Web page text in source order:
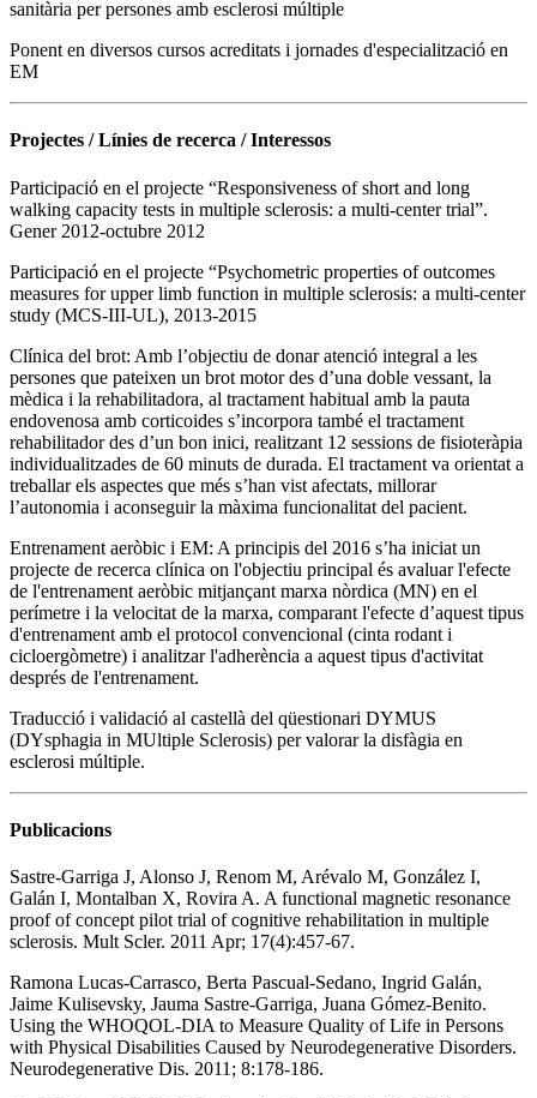
sanitària per persones amb esclerosi múltiple
Ponent en diversos cursos acreditats i jornades d'especialització en
EM
Projectes / Línies de recerca / Interessos
Participació en el projecte “Responsiveness of short and long
walking capacity tests in multiple sclerosis: a multi-center trial”.
Gener 2012-octubre 2012
Participació en el projecte “Psychometric properties of outcomes
measures for upper limb function in multiple sclerosis: a multi-center
study (MCS-III-UL), 2013-2015
Clínica del brot: Amb l’objectiu de donar atenció integral a les
persones que pateixen un brot motor des d’una doble vessant, la
mèdica i la rehabilitadora, al tractament habitual amb la pauta
endovenosa amb corticoides s’incorpora també el tractament
rehabilitador des d’un bon inici, realitzant 12 sessions de fisioteràpia
individualitzades de 60 minuts de durada. El tractament va orientat a
treballar els aspectes que més s’han vist afectats, millorar
l’autonomia i aconseguir la màxima funcionalitat del pacient.
Entrenament aeròbic i EM: A principis del 2016 s’ha iniciat un
projecte de recerca clínica on l'objectiu principal és avaluar l'efecte
de l'entrenament aeròbic mitjançant marxa nòrdica (MN) en el
perímetre i la velocitat de la marxa, comparant l'efecte d’aquest tipus
d'entrenament amb el protocol convencional (cinta rodant i
cicloergòmetre) i analitzar l'adherència a aquest tipus d'activitat
després de l'entrenament.
Traducció i validació al castellà del qüestionari DYMUS
(DYsphagia in MUltiple Sclerosis) per valorar la disfàgia en
esclerosi múltiple.
Publicacions
Sastre-Garriga J, Alonso J, Renom M, Arévalo M, González I,
Galán I, Montalban X, Rovira A. A functional magnetic resonance
proof of concept pilot trial of cognitive rehabilitation in multiple
sclerosis. Mult Scler. 2011 Apr; 17(4):457-67.
Ramona Lucas-Carrasco, Berta Pascual-Sedano, Ingrid Galán,
Jaime Kulisevsky, Jauma Sastre-Garriga, Juana Gómez-Benito.
Using the WHOQOL-DIA to Measure Quality of Life in Persons
with Physical Disabilities Caused by Neurodegenerative Disorders.
Neurodegenerative Dis. 2011; 8:178-186.